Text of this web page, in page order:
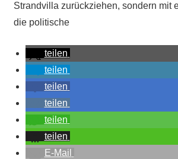
Strandvilla zurückziehen, sondern mit
die politische
teilen
teilen
teilen
teilen
teilen
teilen
E-Mail